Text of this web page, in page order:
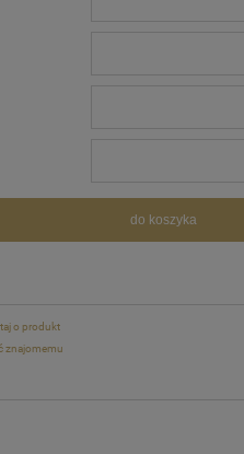
do koszyka
o produkt
znajomemu